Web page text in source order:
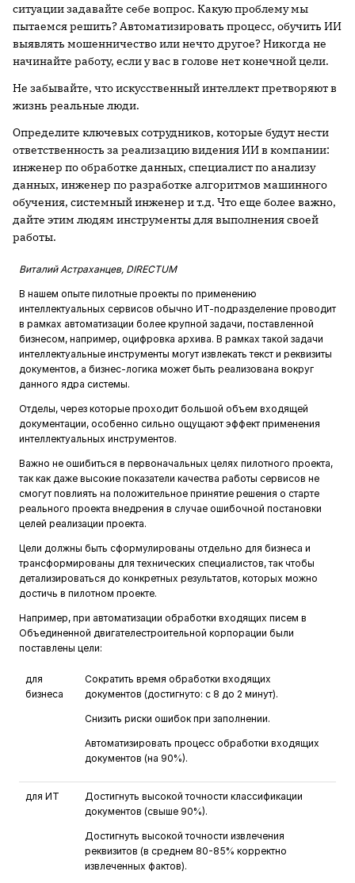
ситуации задавайте себе вопрос. Какую проблему мы
пытаемся решить? Автоматизировать процесс, обучить ИИ
выявлять мошенничество или нечто другое? Никогда не
начинайте работу, если у вас в голове нет конечной цели.
Не забывайте, что искусственный интеллект претворяют в
жизнь реальные люди.
Определите ключевых сотрудников, которые будут нести
ответственность за реализацию видения ИИ в компании:
инженер по обработке данных, специалист по анализу
данных, инженер по разработке алгоритмов машинного
обучения, системный инженер и т.д. Что еще более важно,
дайте этим людям инструменты для выполнения своей
работы.
Виталий Астраханцев, DIRECTUM
В нашем опыте пилотные проекты по применению
интеллектуальных сервисов обычно ИТ-подразделение проводит
в рамках автоматизации более крупной задачи, поставленной
бизнесом, например, оцифровка архива. В рамках такой задачи
интеллектуальные инструменты могут извлекать текст и реквизиты
документов, а бизнес-логика может быть реализована вокруг
данного ядра системы.
Отделы, через которые проходит большой объем входящей
документации, особенно сильно ощущают эффект применения
интеллектуальных инструментов.
Важно не ошибиться в первоначальных целях пилотного проекта,
так как даже высокие показатели качества работы сервисов не
смогут повлиять на положительное принятие решения о старте
реального проекта внедрения в случае ошибочной постановки
целей реализации проекта.
Цели должны быть сформулированы отдельно для бизнеса и
трансформированы для технических специалистов, так чтобы
детализироваться до конкретных результатов, которых можно
достичь в пилотном проекте.
Например, при автоматизации обработки входящих писем в
Объединенной двигателестроительной корпорации были
поставлены цели:
для
бизнеса
Сократить время обработки входящих
документов (достигнуто: с 8 до 2 минут).
Снизить риски ошибок при заполнении.
Автоматизировать процесс обработки входящих
документов (на 90%).
для ИТ
Достигнуть высокой точности классификации
документов (свыше 90%).
Достигнуть высокой точности извлечения
реквизитов (в среднем 80-85% корректно
извлеченных фактов).